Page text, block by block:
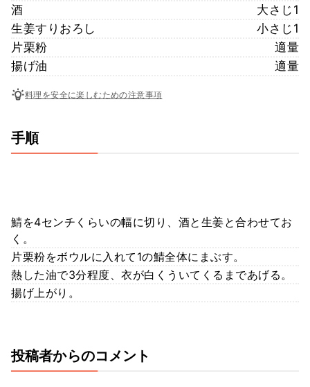
酒
大さじ1
生姜すりおろし
小さじ1
片栗粉
適量
揚げ油
適量
料理を安全に楽しむための注意事項
手順
鯖を4センチくらいの幅に切り、酒と生姜と合わせてお
く。
片栗粉をボウルに入れて1の鯖全体にまぶす。
熱した油で3分程度、衣が白くういてくるまであげる。
揚げ上がり。
投稿者からのコメント